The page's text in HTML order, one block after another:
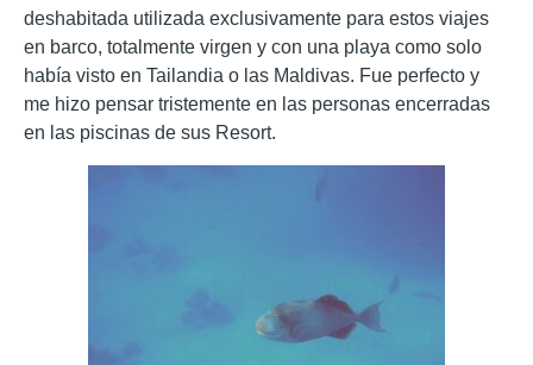
deshabitada utilizada exclusivamente para estos viajes
en barco, totalmente virgen y con una playa como solo
había visto en Tailandia o las Maldivas. Fue perfecto y
me hizo pensar tristemente en las personas encerradas
en las piscinas de sus Resort.